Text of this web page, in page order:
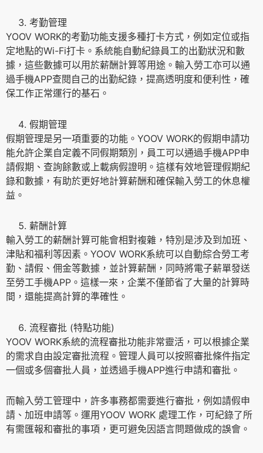
考勤管理
YOOV WORK的考勤功能支援多種打卡方式，例如定位或指
定地點的Wi-Fi打卡。系統能自動紀錄員工的出勤狀況和數
據，這些數據可以用於薪酬計算等用途。輸入勞工亦可以通
過手機APP查閱自己的出勤紀錄，提高透明度和便利性，確
保工作正常運行的基石。
假期管理
假期管理是另一項重要的功能。YOOV WORK的假期申請功
能允許企業自定義不同假期類別，員工可以通過手機APP申
請假期、查詢餘數或上載病假證明。這樣有效地管理假期紀
錄和數據，有助於更好地計算薪酬和確保輸入勞工的休息權
益。
薪酬計算
輸入勞工的薪酬計算可能會相對複雜，特別是涉及到加班、
津貼和福利等因素。YOOV WORK系統可以自動綜合勞工考
勤、請假、佣金等數據，並計算薪酬，同時將電子薪單發送
至勞工手機APP。這樣一來，企業不僅節省了大量的計算時
間，還能提高計算的準確性。
流程審批 (特點功能)
YOOV WORK系統的流程審批功能非常靈活，可以根據企業
的需求自由設定審批流程。管理人員可以按照審批條件指定
一個或多個審批人員，並透過手機APP進行申請和審批。
而輸入勞工管理中，許多事務都需要進行審批，例如請假申
請、加班申請等。運用YOOV WORK 處理工作，可紀錄了所
有需匯報和審批的事項，更可避免因語言問題做成的誤會。